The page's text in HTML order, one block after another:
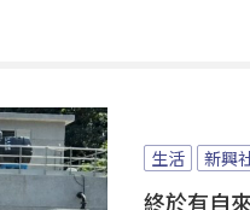
生活 新興
終於有自